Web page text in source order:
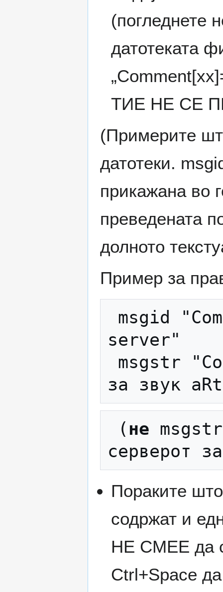
(погледнете
датотеката
ТИЕ НЕ СЕ
(Примерите
датотеки.
прикажана во
преведената
долното
Пример за
server"
( не
Пораките
содржат и
НЕ СМЕЕ да
Ctrl+Space да